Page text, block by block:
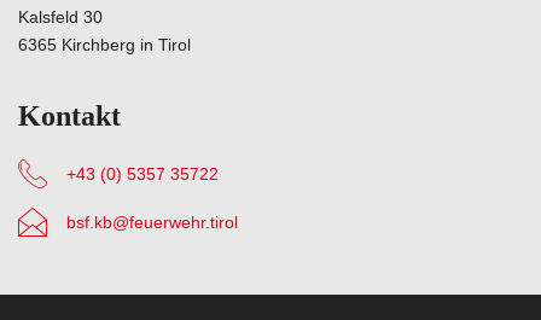
Kalsfeld 30
6365 Kirchberg in Tirol
Kontakt
+43 (0) 5357 35722
bsf.kb@feuerwehr.tirol